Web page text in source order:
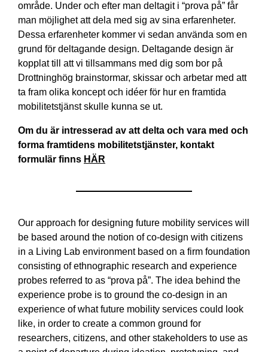
område. Under och efter man deltagit i “prova på” får
man möjlighet att dela med sig av sina erfarenheter.
Dessa erfarenheter kommer vi sedan använda som en
grund för deltagande design. Deltagande design är
kopplat till att vi tillsammans med dig som bor på
Drottninghög brainstormar, skissar och arbetar med att
ta fram olika koncept och idéer för hur en framtida
mobilitetstjänst skulle kunna se ut.
Om du är intresserad av att delta och vara med och
forma framtidens mobilitetstjänster, kontakt
formulär finns HÄR
Our approach for designing future mobility services will
be based around the notion of co-design with citizens
in a Living Lab environment based on a firm foundation
consisting of ethnographic research and experience
probes referred to as “prova på”. The idea behind the
experience probe is to ground the co-design in an
experience of what future mobility services could look
like, in order to create a common ground for
researchers, citizens, and other stakeholders to use as